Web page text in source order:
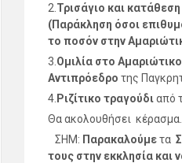
2. Τρισάγιο και
(Παράκληση όσοι
το ποσόν στην
3. Ομιλία στο Αμαριώτικο
Αντιπρόεδρο της
4. Ριζίτικο τραγούδιαπό
Θα ακολουθήσει κέρασμα.
ΣΗΜ: Παρακαλούμετα
τους στην εκκλησία και